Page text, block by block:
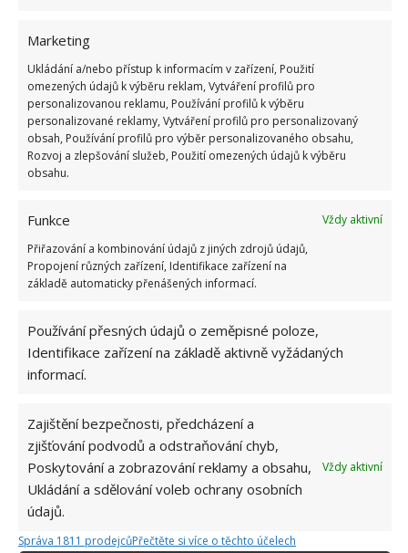
Marketing
Ukládání a/nebo přístup k informacím v zařízení, Použití
omezených údajů k výběru reklam, Vytváření profilů pro
personalizovanou reklamu, Používání profilů k výběru
personalizované reklamy, Vytváření profilů pro personalizovaný
obsah, Používání profilů pro výběr personalizovaného obsahu,
Rozvoj a zlepšování služeb, Použití omezených údajů k výběru
obsahu.
Funkce
Vždy aktivní
Přiřazování a kombinování údajů z jiných zdrojů údajů,
Propojení různých zařízení, Identifikace zařízení na
základě automaticky přenášených informací.
Používání přesných údajů o zeměpisné poloze,
Identifikace zařízení na základě aktivně vyžádaných
informací.
Zajištění bezpečnosti, předcházení a
zjišťování podvodů a odstraňování chyb,
Poskytování a zobrazování reklamy a obsahu,
Ukládání a sdělování voleb ochrany osobních
údajů.
Vždy aktivní
Správa 1811 prodejcůPřečtěte si více o těchto účelech
doporučení, jak zajistit, aby
neprskal
OLEJ SMAŽENÝ KAPR TUKY
VAŘENÍ
Přidejte svůj názor